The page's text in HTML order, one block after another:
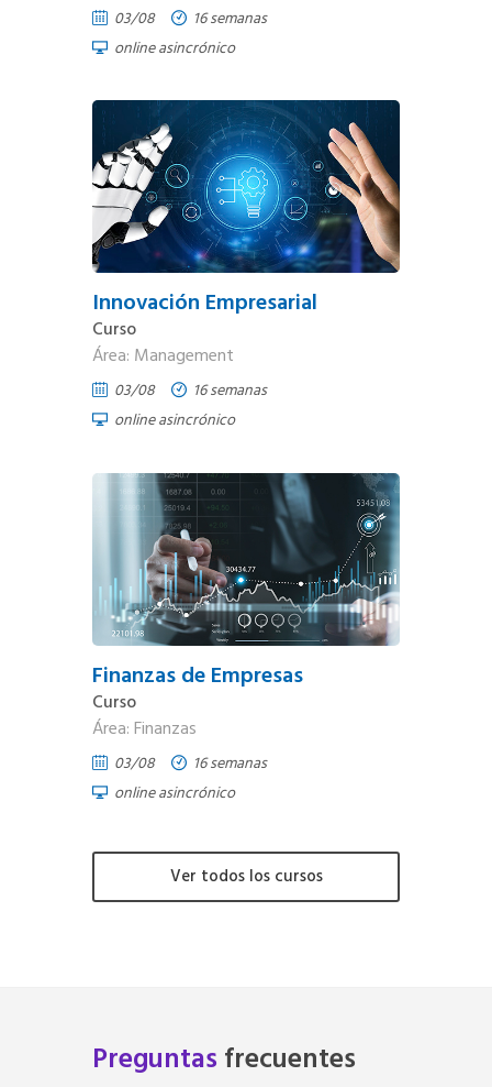
03/08
16 semanas
online asincrónico
Innovación Empresarial
Curso
Área: Management
03/08
16 semanas
online asincrónico
Finanzas de Empresas
Curso
Área: Finanzas
03/08
16 semanas
online asincrónico
Ver todos los cursos
Preguntas frecuentes